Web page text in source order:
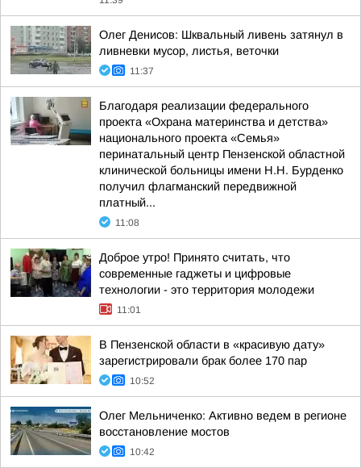
Олег Денисов: Шквальный ливень затянул в
ливневки мусор, листья, веточки
11:37
Благодаря реализации федерального
проекта «Охрана материнства и детства»
национального проекта «Семья»
перинатальный центр Пензенской областной
клинической больницы имени Н.Н. Бурденко
получил флагманский передвижной
платный...
11:08
Доброе утро! Принято считать, что
современные гаджеты и цифровые
технологии - это территория молодежи
11:01
В Пензенской области в «красивую дату»
зарегистрировали брак более 170 пар
10:52
Олег Мельниченко: Активно ведем в регионе
восстановление мостов
10:42